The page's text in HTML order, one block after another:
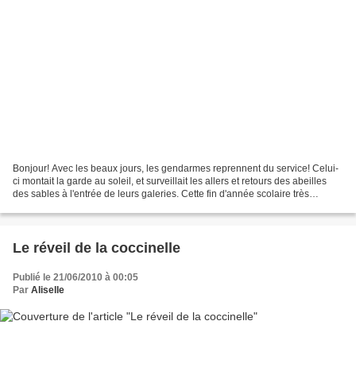
Bonjour! Avec les beaux jours, les gendarmes reprennent du service! Celui-
ci montait la garde au soleil, et surveillait les allers et retours des abeilles
des sables à l'entrée de leurs galeries. Cette fin d'année scolaire très
Le réveil de la coccinelle
Publié le 21/06/2010 à 00:05
Par Aliselle